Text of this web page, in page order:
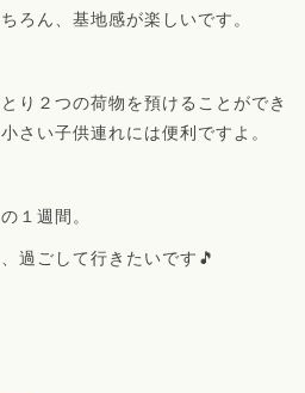
ろん、基地感が楽しいです。
り２つの荷物を預けることができ
さい子供連れには便利ですよ。
１週間。
過ごして行きたいです🎵